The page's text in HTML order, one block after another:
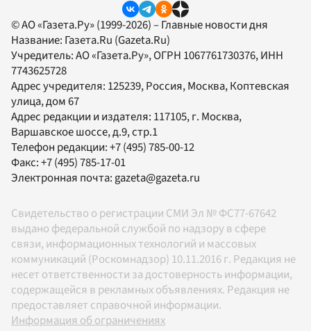
© АО «Газета.Ру» (1999-2026) – Главные новости дня
Название: Газета.Ru (Gazeta.Ru)
Учредитель:АО «Газета.Ру», ОГРН 1067761730376, ИНН
7743625728
Адрес учредителя: 125239, Россия, Москва, Коптевская
улица, дом 67
Адрес редакции и издателя: 117105, г. Москва,
Варшавское шоссе, д.9, стр.1
Телефон редакции:+7 (495) 785-00-12
Факс:+7 (495) 785-17-01
Электронная почта:gazeta@gazeta.ru
Свидетельство о регистрации СМИ Эл № ФС77-67642
выдано федеральной службой по надзору в сфере
связи, информационных технологий и массовых
коммуникаций (Роскомнадзор) 10.11.2016 г. Редакция не
несет ответственности за достоверность информации,
содержащейся в рекламных объявлениях. Редакция не
предоставляет справочной информации.
Информация об ограничениях